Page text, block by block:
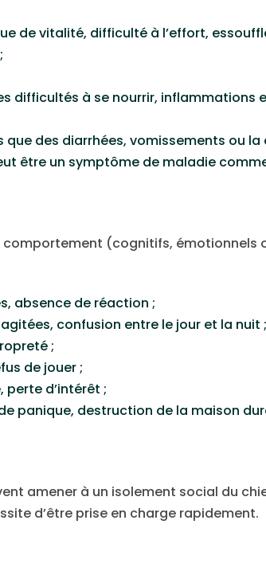
de vitalité, difficulté à l’effort,
difficultés à se nourrir,
des diarrhées, vomissements ou
être un symptôme de maladie
(cognitifs, émotionnels
absence de réaction ;
confusion entre le jour et la nuit ;
;
de jouer ;
d’intérêt ;
panique, destruction de la maison
amener à un isolement social du
d’être prise en charge rapidement.